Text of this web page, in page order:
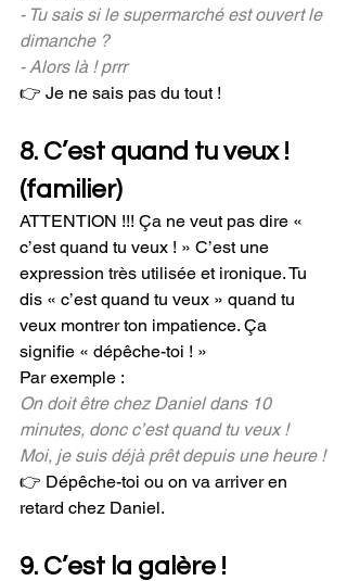
- Tu sais si le supermarché est ouvert le
dimanche ?
- Alors là ! prrr
👉 Je ne sais pas du tout !
8. C’est quand tu veux !
(familier)
ATTENTION !!! Ça ne veut pas dire «
c’est quand tu veux ! » C’est une
expression très utilisée et ironique. Tu
dis « c’est quand tu veux » quand tu
veux montrer ton impatience. Ça
signifie « dépêche-toi ! »
Par exemple :
On doit être chez Daniel dans 10
minutes, donc c’est quand tu veux !
Moi, je suis déjà prêt depuis une heure !
👉 Dépêche-toi ou on va arriver en
retard chez Daniel.
9. C’est la galère !